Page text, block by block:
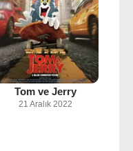
Tom ve Jerry
21 Aralık 2022